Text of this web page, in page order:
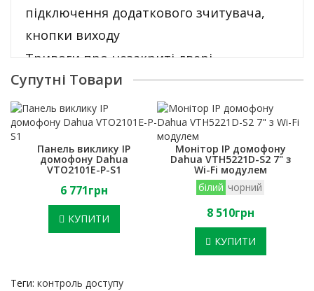
підключення додаткового зчитувача,
кнопки виходу
Тривоги про незакриті двері,
проникнення, примусова тривога
Заборона повторного проходу,
багатофункціональна карта
Завдання до 128 періодів роботи і
святкових днів
Функція Watch dog
Захист від вологи та пилу згідно
Супутні Товари
Панель виклику IP
домофону Dahua
VTO2101E-P-S1
6 771грн
КУПИТИ
Монітор IP домофону
Dahua VTH5221D-S2 7" з
Wi-Fi модулем
білий чорний
8 510грн
КУПИТИ
Теги: контроль доступу